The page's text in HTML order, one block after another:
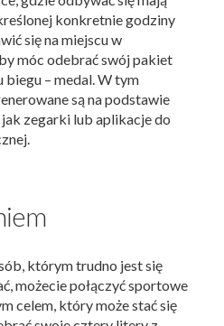
konkretnie godziny
się na miejscu w
móc odebrać swój pakiet
biegu – medal. W tym
są na podstawie
zegarki lub aplikacje do
którym trudno jest się
możecie połączyć sportowe
celem, który może stać się